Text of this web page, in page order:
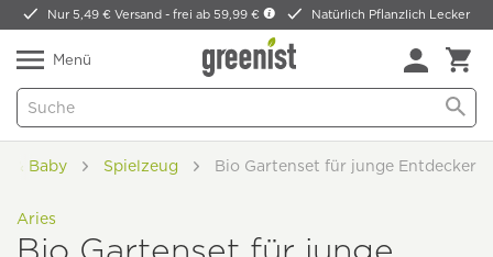
Nur 5,49 € Versand -frei ab 59,99 € Natürlich Pflanzlich Lecker
Menü
& Baby Spielzeug Bio Gartenset für junge Entdecker
Aries